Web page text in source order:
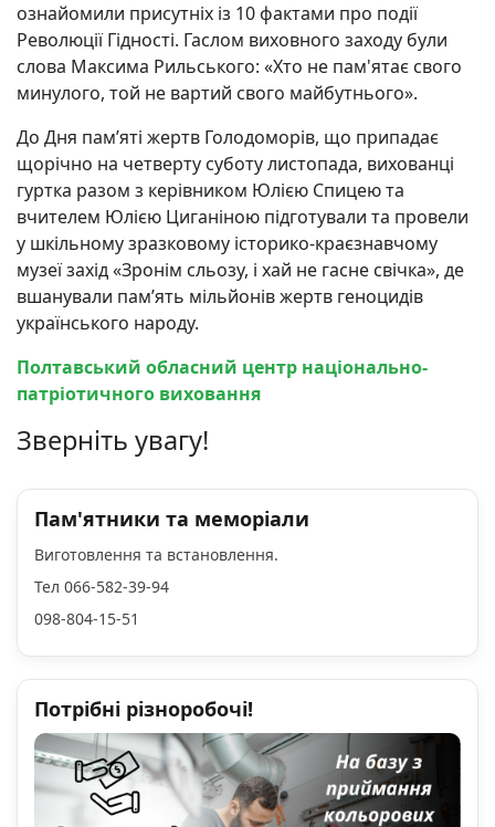
ознайомили присутніх із 10 фактами про події
Революції Гідності. Гаслом виховного заходу були
слова Максима Рильського: «Хто не пам'ятає свого
минулого, той не вартий свого майбутнього».
До Дня пам’яті жертв Голодоморів, що припадає
щорічно на четверту суботу листопада, вихованці
гуртка разом з керівником Юлією Спицею та
вчителем Юлією Циганіною підготували та провели
у шкільному зразковому історико-краєзнавчому
музеї захід «Зронім сльозу, і хай не гасне свічка», де
вшанували памʼять мільйонів жертв геноцидів
українського народу.
Полтавський обласний центр національно-
патріотичного виховання
Зверніть увагу!
Пам'ятники та меморіали
Виготовлення та встановлення.
Тел 066-582-39-94
098-804-15-51
Потрібні різноробочі!